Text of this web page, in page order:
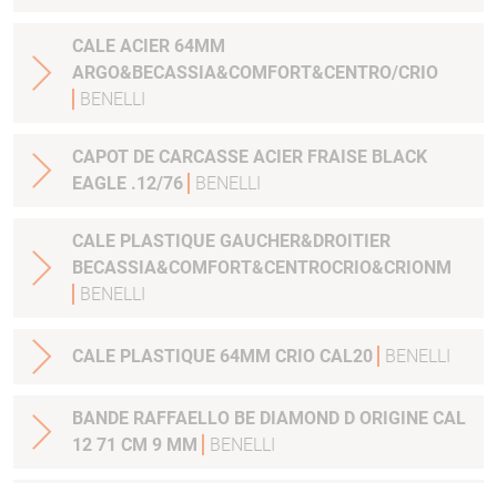
CALE ACIER 64MM
ARGO&BECASSIA&COMFORT&CENTRO/CRIO
BENELLI
CAPOT DE CARCASSE ACIER FRAISE BLACK
EAGLE .12/76
BENELLI
CALE PLASTIQUE GAUCHER&DROITIER
BECASSIA&COMFORT&CENTROCRIO&CRIONM
BENELLI
CALE PLASTIQUE 64MM CRIO CAL20 BENELLI
BANDE RAFFAELLO BE DIAMOND D ORIGINE CAL
12 71 CM 9 MM
BENELLI